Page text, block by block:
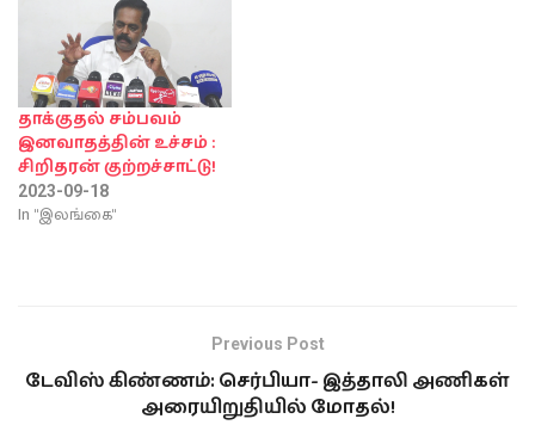
தாக்குதல் சம்பவம்
இனவாதத்தின் உச்சம் :
சிறிதரன் குற்றச்சாட்டு!
2023-09-18
In "இலங்கை"
Previous Post
டேவிஸ் கிண்ணம்: செர்பியா- இத்தாலி அணிகள்
அரையிறுதியில் மோதல்!